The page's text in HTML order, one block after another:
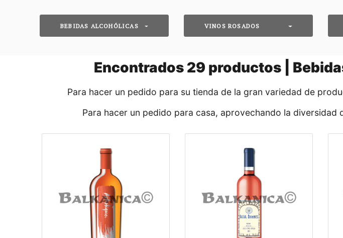
BEBIDAS ALCOHÓLICAS VINOS ROSADOS
Encontrados 29productos |
Para hacer un pedido para su tienda de la gran variedad de
Para hacer un pedido para casa, aprovechando la diversidad